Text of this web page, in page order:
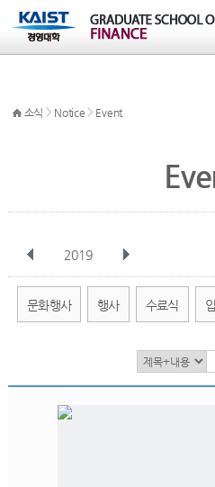
소식 > Notice > Event
2019
전체 1월 2월 4월 5월
문화행사 행사 수료식